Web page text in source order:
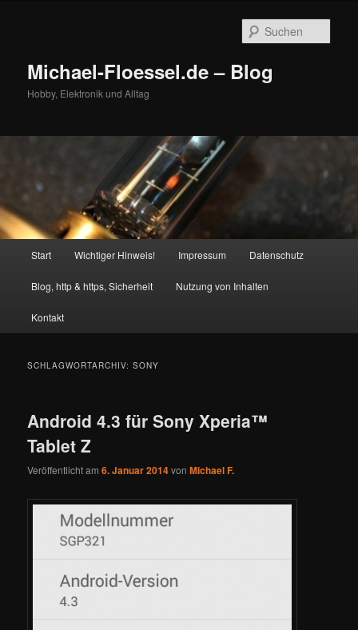
Michael-Floessel.de – Blog
Hobby, Elektronik und Alltag
Start Wichtiger Hinweis! Impressum Datenschutz
Blog, http & https, Sicherheit Nutzung von Inhalten
Kontakt
SCHLAGWORTARCHIV:SONY
Android 4.3 für Sony Xperia™
Tablet Z
Veröffentlicht am6. Januar 2014vonMichael F.